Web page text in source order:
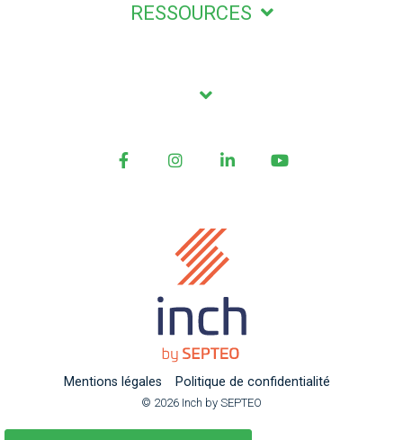
RESSOURCES
Mentions légales Politique de confidentialité
© 2026 Inch by SEPTEO
Facebook Instagram LinkedIn